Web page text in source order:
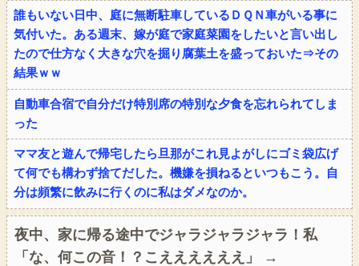
誰もいない日中、庭に無断駐車しているＤＱＮ車がいる事に
気付いた。ある週末、嫁が庭で家庭菜園をしたいと言い出し
たので仕方なく大きな穴を掘り腐葉土を盛っておいた⇒その
結果ｗｗ
自動車合宿で自分だけ特別席の特別な夕食を忘れられてしま
った
ママ友と遊んで帰宅したら旦那がこれ見よがしにゴミ袋広げ
て何でも構わず捨てだした。機嫌を損ねるといつもこう。自
分は頻繁に飲みに行くのに私はダメなのか。
夜中、家に帰る途中でジャラジャラジャラ！私
「な、何この音！？こええええええ」 →